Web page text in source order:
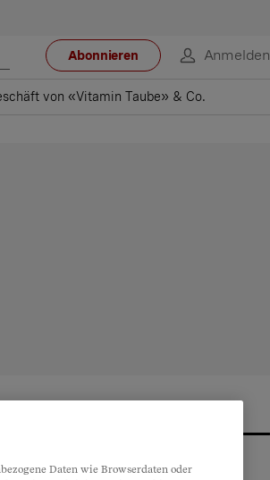
Abonnieren Anmelden
von «Vitamin Taube» & Co.
Daten wie Browserdaten oder